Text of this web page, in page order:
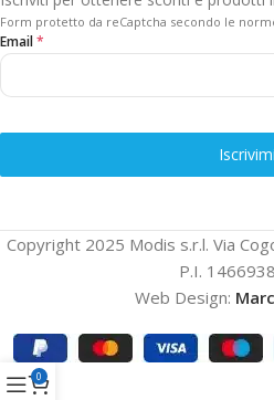
Iscriviti per ottenere sconti e prodotti
Form protetto da reCaptcha secondo le
Email*
Iscrivimi
Copyright 2025 Modis s.r.l. Via
P.I.
Web Design:
0